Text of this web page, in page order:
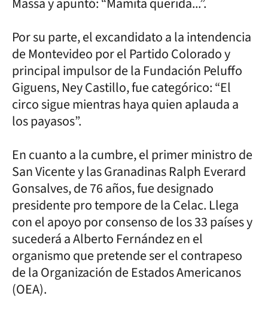
Por su parte, el excandidato a la intendencia
de Montevideo por el Partido Colorado y
principal impulsor de la Fundación Peluffo
Giguens, Ney Castillo, fue categórico: “El
circo sigue mientras haya quien aplauda a
los payasos”.
En cuanto a la cumbre, el primer ministro de
San Vicente y las Granadinas Ralph Everard
Gonsalves, de 76 años, fue designado
presidente pro tempore de la Celac. Llega
con el apoyo por consenso de los 33 países y
sucederá a Alberto Fernández en el
organismo que pretende ser el contrapeso
de la Organización de Estados Americanos
(OEA).